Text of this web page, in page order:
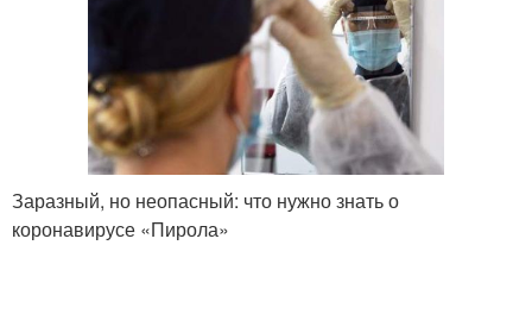
Заразный, но неопасный: что нужно знать о
коронавирусе «Пирола»